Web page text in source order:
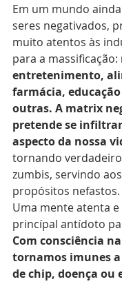
Em um mundo
seres negativados,
muito atentos às
para a massificação:
entretenimento,
farmácia,
outras. A matrix
pretende se
aspecto da nossa
tornando
zumbis, servindo
propósitos nefastos.
Uma mente atenta
princípal antídoto
Com consciência
tornamos imunes
de chip, doença ou